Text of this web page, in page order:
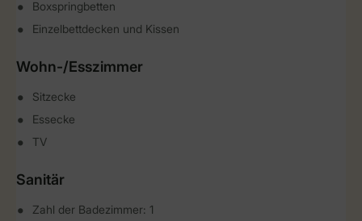
Boxspringbetten
Einzelbettdecken und Kissen
Wohn-/Esszimmer
Sitzecke
Essecke
TV
Sanitär
Zahl der Badezimmer: 1